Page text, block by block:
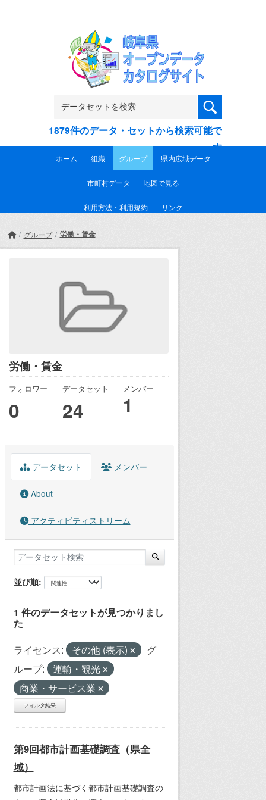
1879件のデータ・セットから検索可能で
す
ホーム 組織 グループ 県内広域データ
市町村データ 地図で見る
利用方法・利用規約 リンク
グループ 労働・賃金
労働・賃金
フォロワー
0
データセット
24
メンバー
1
データセット メンバー
About
アクティビティストリーム
並び順
1 件のデータセットが見つかりまし
た
ライセンス: その他 (表示)
グ
ループ:
運輸・観光
商業・サービス業
フィルタ結果
第9回都市計画基礎調査（県全
域）
都市計画法に基づく都市計画基礎調査の